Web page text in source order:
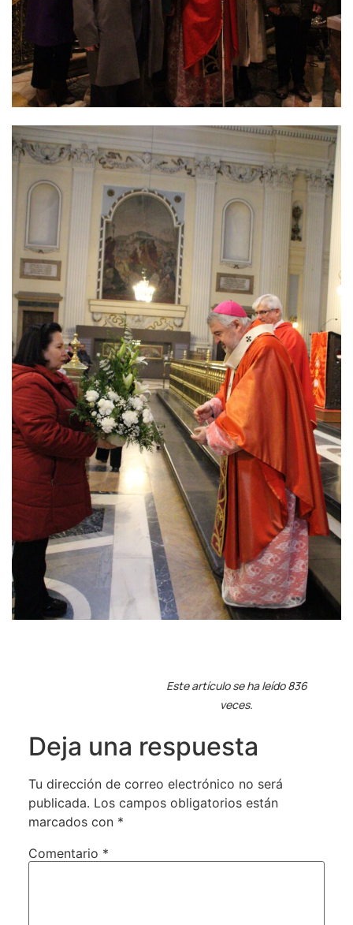
Este artículo se ha leído 836
veces.
Deja una respuesta
Tu dirección de correo electrónico no será
publicada. Los campos obligatorios están
marcados con *
Comentario *